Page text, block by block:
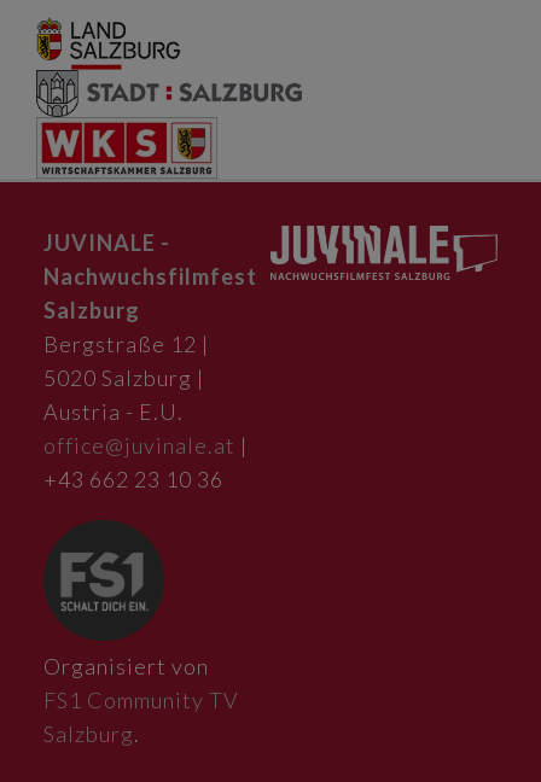
JUVINALE -
Nachwuchsfilmfest
Salzburg
Bergstraße 12 |
5020 Salzburg |
Austria - E.U.
office@juvinale.at |
+43 662 23 10 36
Organisiert von
FS1 Community TV
Salzburg.